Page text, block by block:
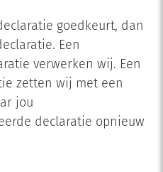
goedkeurt, dan
Een
verwerken wij. Een
zetten wij met een
jou
declaratie opnieuw